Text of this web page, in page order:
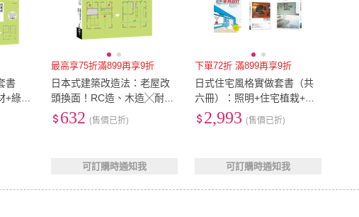
書
+綠建
最高享75折滿899再享9折
日本式建築改造法：老屋改
頭換面！RC造、木造╳耐震
節能重點改造設計 有效打造
健康安全舒適居住空間
632 (售價已折)
可訂購時通知我
下單72折 滿899再享9折
日式住宅風格實做套書（共
六冊）：照明+住宅植栽+日
本式建築改造法+圖解家具設
計+照明魔法+日式住宅空間
2,993 (售價已折)
可訂購時通知我